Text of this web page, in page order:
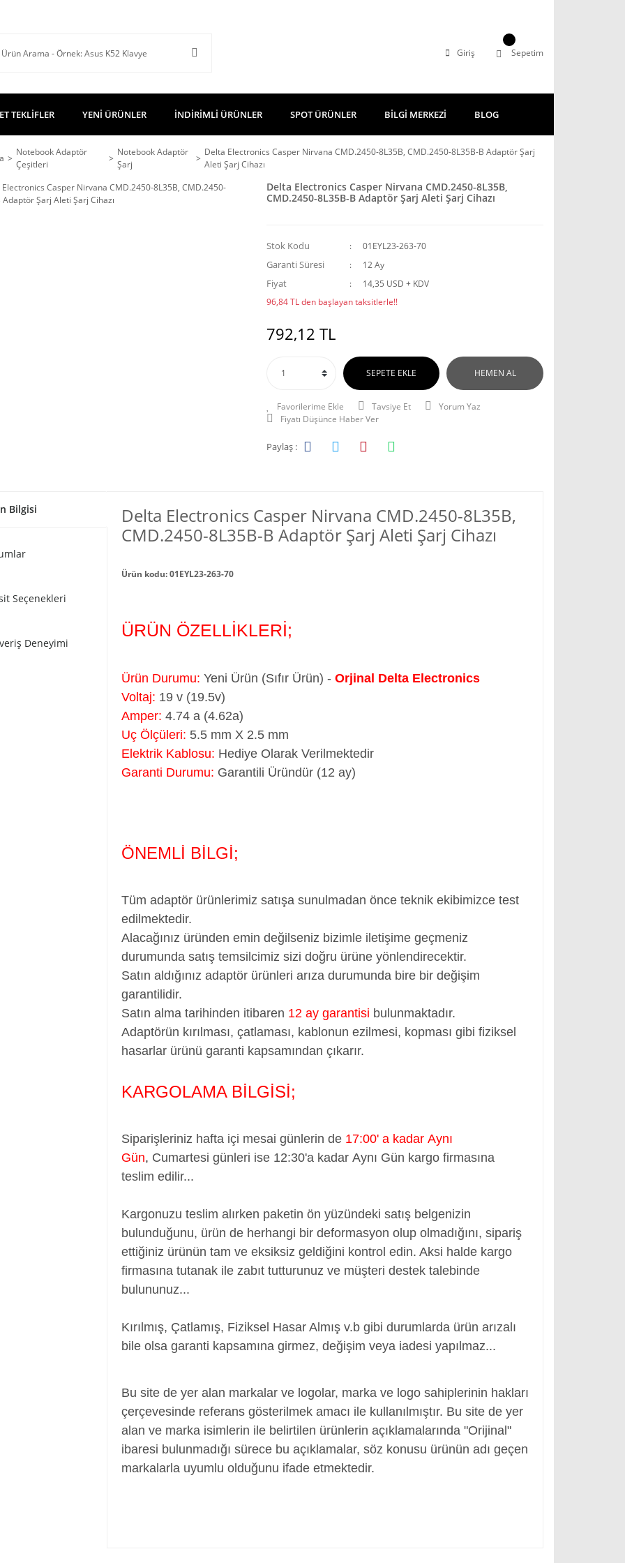
Giriş Sepetim
TEKLİFLER YENİ ÜRÜNLER İNDİRİMLİ ÜRÜNLER SPOT ÜRÜNLER BİLGİ MERKEZİ BLOG
Notebook Adaptör
Çeşitleri
Notebook Adaptör
Şarj
Delta Electronics Casper Nirvana CMD.2450-8L35B, CMD.2450-8L35B-B Adaptör Şarj
Aleti Şarj Cihazı
Delta Electronics Casper Nirvana CMD.2450-8L35B,
CMD.2450-8L35B-B Adaptör Şarj Aleti Şarj Cihazı
Stok Kodu 01EYL23-263-70
Garanti Süresi 12 Ay
Fiyat
14,35 USD + KDV
96,84 TL den başlayan taksitlerle!!
792,12 TL
SEPETE EKLE HEMEN AL
Tavsiye Et
Yorum Yaz
Fiyatı Düşünce Haber Ver
Paylaş :
Bilgisi
Seçenekleri
Deneyimi
Delta Electronics Casper Nirvana CMD.2450-8L35B,
CMD.2450-8L35B-B Adaptör Şarj Aleti Şarj Cihazı
Ürün kodu: 01EYL23-263-70
ÜRÜN ÖZELLİKLERİ;
Ürün Durumu: Yeni Ürün (Sıfır Ürün) - Orjinal Delta Electronics
Voltaj: 19 v (19.5v)
Amper: 4.74 a (4.62a)
Uç Ölçüleri: 5.5 mm X 2.5 mm
Elektrik Kablosu: Hediye Olarak Verilmektedir
Garanti Durumu: Garantili Üründür (12 ay)
ÖNEMLİ BİLGİ;
Tüm adaptör ürünlerimiz satışa sunulmadan önce teknik ekibimizce test
edilmektedir.
Alacağınız üründen emin değilseniz bizimle iletişime geçmeniz
durumunda satış temsilcimiz sizi doğru ürüne yönlendirecektir.
Satın aldığınız adaptör ürünleri arıza durumunda bire bir değişim
garantilidir.
Satın alma tarihinden itibaren 12 ay garantisi bulunmaktadır.
Adaptörün kırılması, çatlaması, kablonun ezilmesi, kopması gibi fiziksel
hasarlar ürünü garanti kapsamından çıkarır.
KARGOLAMA BİLGİSİ;
Siparişleriniz hafta içi mesai günlerin de 17:00' a kadar Aynı
Gün, Cumartesi günleri ise 12:30'a kadar Aynı Gün kargo firmasına
teslim edilir...
Kargonuzu teslim alırken paketin ön yüzündeki satış belgenizin
bulunduğunu, ürün de herhangi bir deformasyon olup olmadığını, sipariş
ettiğiniz ürünün tam ve eksiksiz geldiğini kontrol edin. Aksi halde kargo
firmasına tutanak ile zabıt tutturunuz ve müşteri destek talebinde
bulununuz...
Kırılmış, Çatlamış, Fiziksel Hasar Almış v.b gibi durumlarda ürün arızalı
bile olsa garanti kapsamına girmez, değişim veya iadesi yapılmaz...
Bu site de yer alan markalar ve logolar, marka ve logo sahiplerinin hakları
çerçevesinde referans gösterilmek amacı ile kullanılmıştır. Bu site de yer
alan ve marka isimlerin ile belirtilen ürünlerin açıklamalarında "Orijinal"
ibaresi bulunmadığı sürece bu açıklamalar, söz konusu ürünün adı geçen
markalarla uyumlu olduğunu ifade etmektedir.